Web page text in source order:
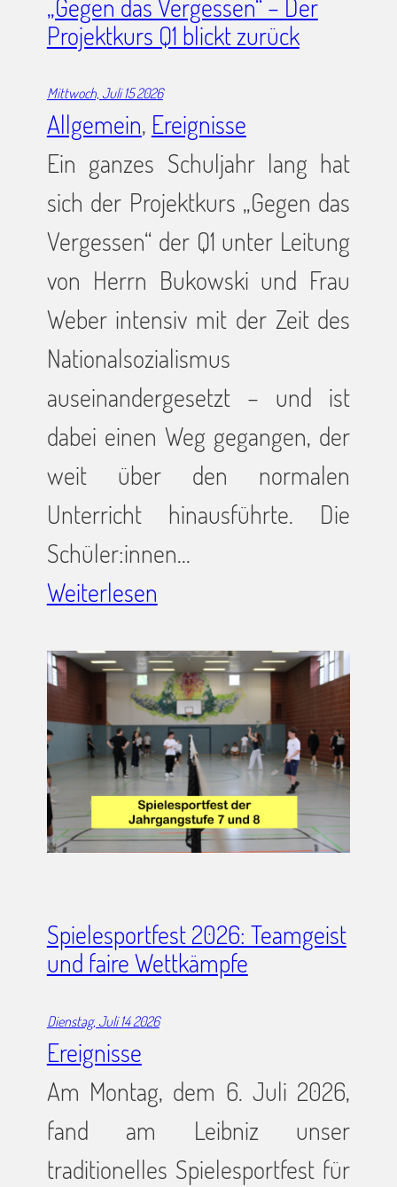
„Gegen das Vergessen“ – Der
Projektkurs Q1 blickt zurück
Mittwoch, Juli 15 2026
Allgemein, Ereignisse
Ein ganzes Schuljahr lang hat
sich der Projektkurs „Gegen das
Vergessen“ der Q1 unter Leitung
von Herrn Bukowski und Frau
Weber intensiv mit der Zeit des
Nationalsozialismus
auseinandergesetzt – und ist
dabei einen Weg gegangen, der
weit über den normalen
Unterricht hinausführte. Die
Schüler:innen…
Weiterlesen
Spielesportfest 2026: Teamgeist
und faire Wettkämpfe
Dienstag, Juli 14 2026
Ereignisse
Am Montag, dem 6. Juli 2026,
fand am Leibniz unser
traditionelles Spielesportfest für